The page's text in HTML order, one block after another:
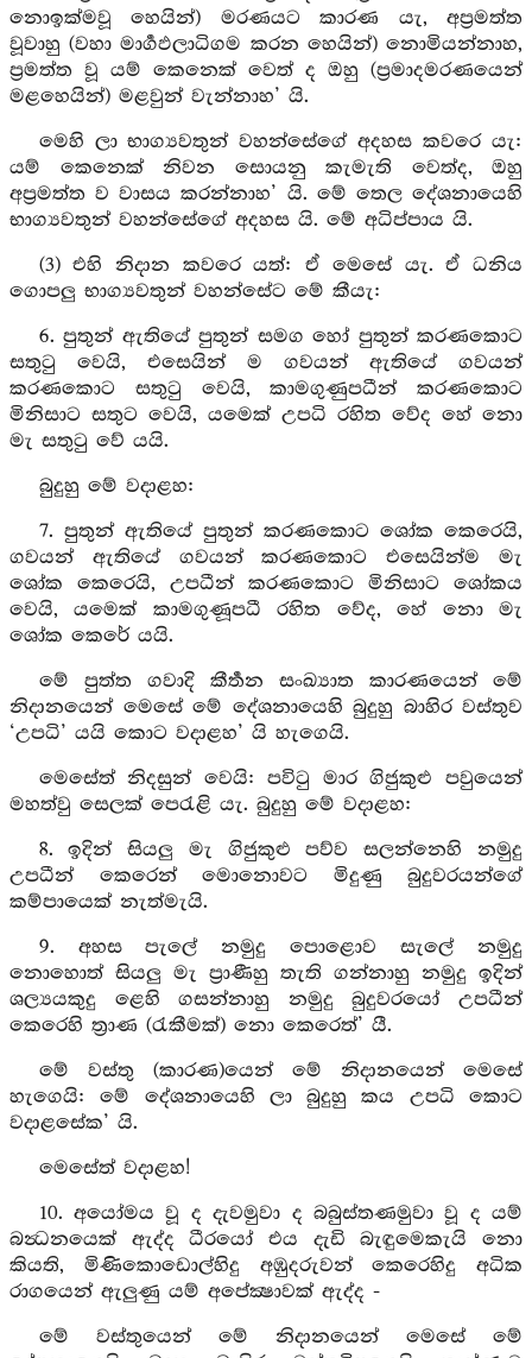
නොඉක්මවූ හෙයින්) මරණයට කාරණ යැ, අප්‍රමත්ත
වූවාහු (වහා මාර්‍ගඵලාධිගම කරන හෙයින්) නොමියන්නාහ,
ප්‍රමත්ත වූ යම් කෙනෙක් වෙත් ද ඔහු (ප්‍රමාදමරණයෙන්
මළහෙයින්) මළවුන් වැන්නාහ’ යි.
මෙහි ලා භාග්‍යවතුන් වහන්සේගේ අදහස කවරෙ යැ:
යම් කෙනෙක් නිවන සොයනු කැමැති වෙත්ද, ඔහු
අප්‍රමත්ත ව වාසය කරන්නාහ’ යි. මේ තෙල දේශනායෙහි
භාග්‍යවතුන් වහන්සේගේ අදහස යි. මේ අධිප්පාය යි.
(3) එහි නිදාන කවරෙ යත්: ඒ මෙසේ යැ. ඒ ධනිය
ගොපලු භාග්‍යවතුන් වහන්සේට මේ කීයැ:
6. පුතුන් ඇතියේ පුතුන් සමග හෝ පුතුන් කරණකොට
සතුටු වෙයි, එසෙයින් ම ගවයන් ඇතියේ ගවයන්
කරණකොට සතුටු වෙයි, කාමගුණුපධීන් කරණකොට
මිනිසාට සතුට වෙයි, යමෙක් උපධි රහිත වේද හේ නො
මැ සතුටු වේ යයි.
බුදුහු මේ වදාළහ:
7. පුතුන් ඇතියේ පුතුන් කරණකොට ශෝක කෙරෙයි,
ගවයන් ඇතියේ ගවයන් කරණකොට එසෙයින්ම මැ
ශෝක කෙරෙයි, උපධීන් කරණකොට මිනිසාට ශෝකය
වෙයි, යමෙක් කාමගුණූපධී රහිත වේද, හේ නො මැ
ශෝක කෙරේ යයි.
මේ පුත්ත ගවාදි කීර්‍තන සංඛ්‍යාත කාරණයෙන් මේ
නිදානයෙන් මෙසේ මේ දේශනායෙහි බුදුහු බාහිර වස්තුව
‘උපධි’ යයි කොට වදාළහ’ යි හැගෙයි.
මෙසේත් නිදසුන් වෙයි: පවිටු මාර ගිජුකුළු පවුයෙන්
මහත්වු සෙලක් පෙරැළි යැ. බුදුහු මේ වදාළහ:
8. ඉදින් සියලු මැ ගිජුකුළු පව්ව සලන්නෙහි නමුදු
උපධීන් කෙරෙන් මොනොවට මිදුණු බුදුවරයන්ගේ
කම්පායෙක් නැත්මැයි.
9. අහස පැලේ නමුදු පොළොව සැලේ නමුදු
නොහොත් සියලු මැ ප්‍රාණීහු තැති ගන්නාහු නමුදු ඉදින්
ශල්‍යයකුදු ළෙහි ගසන්නාහු නමුදු බුදුවරයෝ උපධීන්
කෙරෙහි ත්‍රාණ (රැකීමක්) නො කෙරෙත්’ යී.
මේ වස්තු (කාරණ)යෙන් මේ නිදානයෙන් මෙසේ
හැගෙයි: මේ දේශනායෙහි ලා බුදුහු කය උපධි කොට
වදාළසේක’ යි.
මෙසේත් වදාළහ!
10. අයෝමය වූ ද දැවමුවා ද බබුස්තණමුවා වූ ද යම්
බන්‍ධනයෙක් ඇද්ද ධීරයෝ එය දැඩි බැඳුමෙකැයි නො
කියති, මිණිකොඩොල්හිදු අඹුදරුවන් කෙරෙහිදු අධික
රාගයෙන් ඇලුණු යම් අපේක්‍ෂාවක් ඇද්ද -
මේ වස්තුයෙන් මේ නිදානයෙන් මෙසේ මේ